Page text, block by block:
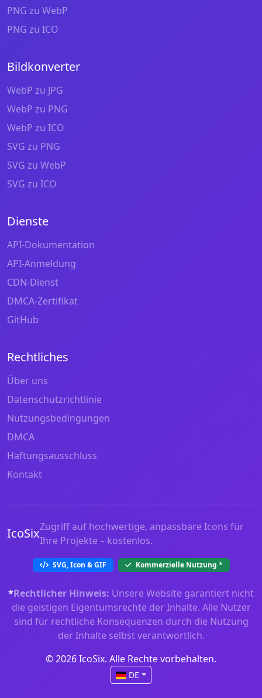
PNG zu WebP
PNG zu ICO
Bildkonverter
WebP zu JPG
WebP zu PNG
WebP zu ICO
SVG zu PNG
SVG zu WebP
SVG zu ICO
Dienste
API-Dokumentation
API-Anmeldung
CDN-Dienst
DMCA-Zertifikat
GitHub
Rechtliches
Über uns
Datenschutzrichtlinie
Nutzungsbedingungen
DMCA
Haftungsausschluss
Kontakt
IcoSixZugriff auf hochwertige, anpassbare Icons für
Ihre Projekte – kostenlos.
SVG, Icon & GIF Kommerzielle Nutzung *
*Rechtlicher Hinweis: Unsere Website garantiert nicht
die geistigen Eigentumsrechte der Inhalte. Alle Nutzer
sind für rechtliche Konsequenzen durch die Nutzung
der Inhalte selbst verantwortlich.
© 2026 IcoSix. Alle Rechte vorbehalten.
DE